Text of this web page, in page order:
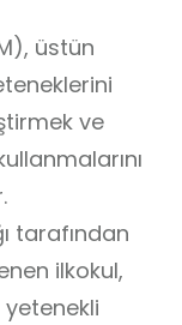
üstün
ve
tarafından
ilkokul,